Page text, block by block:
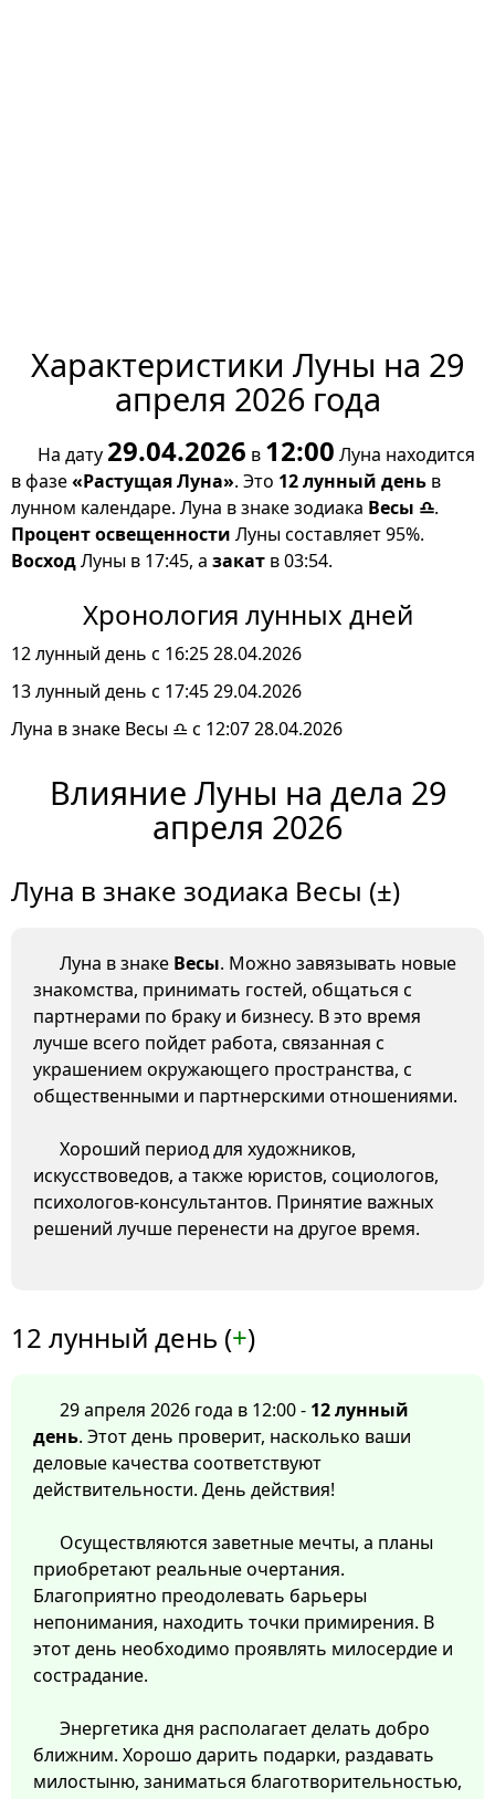
Характеристики Луны на 29
апреля 2026 года
На дату 29.04.2026 в 12:00 Луна находится
в фазе«Растущая Луна». Это 12 лунный день в
лунном календаре. Луна в знаке зодиака Весы ♎.
Процент освещенности Луны составляет 95%.
ВосходЛуны в 17:45, а закат в 03:54.
Хронология лунных дней
12 лунный день с 16:25 28.04.2026
13 лунный день с 17:45 29.04.2026
Луна в знаке Весы ♎ с 12:07 28.04.2026
Влияние Луны на дела 29
апреля 2026
Луна в знаке зодиака Весы (±)
Луна в знаке Весы. Можно завязывать новые
знакомства, принимать гостей, общаться с
партнерами по браку и бизнесу. В это время
лучше всего пойдет работа, связанная с
украшением окружающего пространства, с
общественными и партнерскими отношениями.
Хороший период для художников,
искусствоведов, а также юристов, социологов,
психологов-консультантов. Принятие важных
решений лучше перенести на другое время.
12 лунный день (+)
29 апреля 2026 года в 12:00 - 12 лунный
день. Этот день проверит, насколько ваши
деловые качества соответствуют
действительности. День действия!
Осуществляются заветные мечты, а планы
приобретают реальные очертания.
Благоприятно преодолевать барьеры
непонимания, находить точки примирения. В
этот день необходимо проявлять милосердие и
сострадание.
Энергетика дня располагает делать добро
ближним. Хорошо дарить подарки, раздавать
милостыню, заниматься благотворительностью,